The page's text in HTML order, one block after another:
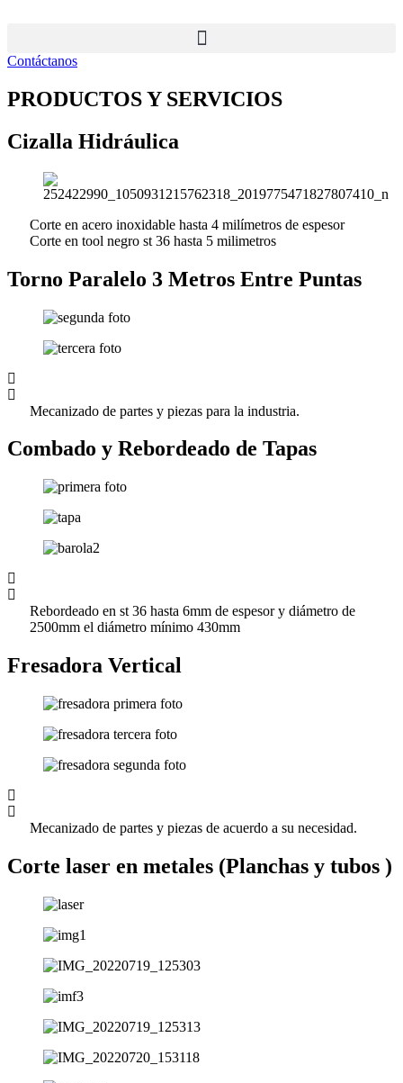
Contáctanos
PRODUCTOS Y SERVICIOS
Cizalla Hidráulica
Corte en acero inoxidable hasta 4 milímetros de espesor
Corte en tool negro st 36 hasta 5 milimetros
Torno Paralelo 3 Metros Entre Puntas
Mecanizado de partes y piezas para la industria.
Combado y Rebordeado de Tapas
Rebordeado en st 36 hasta 6mm de espesor y diámetro de
2500mm el diámetro mínimo 430mm
Fresadora Vertical
Mecanizado de partes y piezas de acuerdo a su necesidad.
Corte laser en metales (Planchas y tubos )